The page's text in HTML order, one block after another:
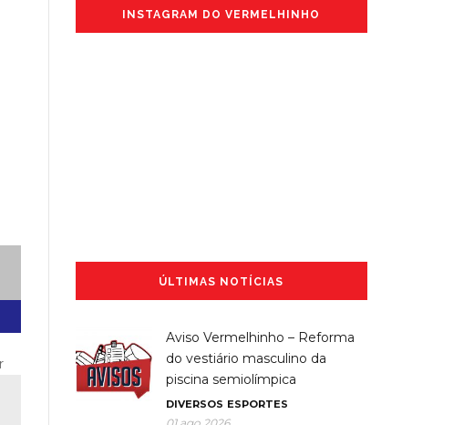
INSTAGRAM DO VERMELHINHO
ÚLTIMAS NOTÍCIAS
Aviso Vermelhinho – Reforma
do vestiário masculino da
piscina semiolímpica
DIVERSOS ESPORTES